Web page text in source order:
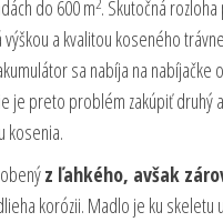
do 600 m . Skutočná
a kvalitou koseného
sa nabíja na nabíjačke
je preto problém zakúpiť druhý
kosenia.
z ľahkého, avšak
korózii. Madlo je ku skeletu